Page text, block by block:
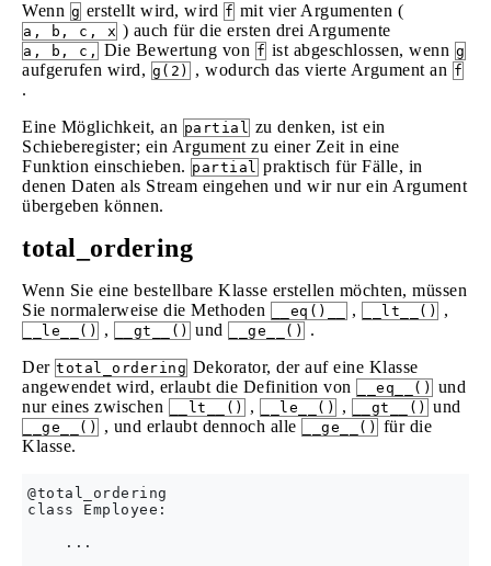
Wenn g erstellt wird, wird f mit vier Argumenten (
a, b, c, x ) auch für die ersten drei Argumente
a, b, c, Die Bewertung von f ist abgeschlossen, wenn g
aufgerufen wird, g(2) , wodurch das vierte Argument an f
.
Eine Möglichkeit, an partial zu denken, ist ein
Schieberegister; ein Argument zu einer Zeit in eine
Funktion einschieben. partial praktisch für Fälle, in
denen Daten als Stream eingehen und wir nur ein Argument
übergeben können.
total_ordering
Wenn Sie eine bestellbare Klasse erstellen möchten, müssen
Sie normalerweise die Methoden
__eq()__ , __lt__() ,
__le__() , __gt__() und __ge__()
.
Der total_ordering Dekorator, der auf eine Klasse
angewendet wird, erlaubt die Definition von
__eq__() und
nur eines zwischen
__lt__() , __le__() , __gt__() und
__ge__() , und erlaubt dennoch alle __ge__() für die
Klasse.
@total_ordering
class Employee:
    ...